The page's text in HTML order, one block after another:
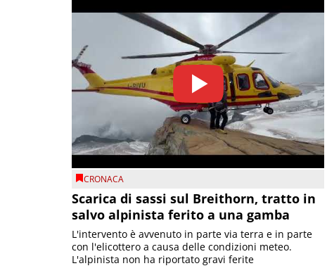
CRONACA
Scarica di sassi sul Breithorn, tratto in
salvo alpinista ferito a una gamba
L'intervento è avvenuto in parte via terra e in parte
con l'elicottero a causa delle condizioni meteo.
L'alpinista non ha riportato gravi ferite